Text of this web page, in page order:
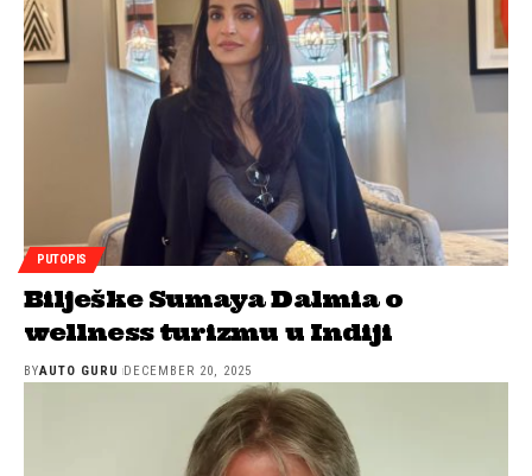
PUTOPIS
Bilješke Sumaya Dalmia o
wellness turizmu u Indiji
BYAUTO GURU DECEMBER 20, 2025